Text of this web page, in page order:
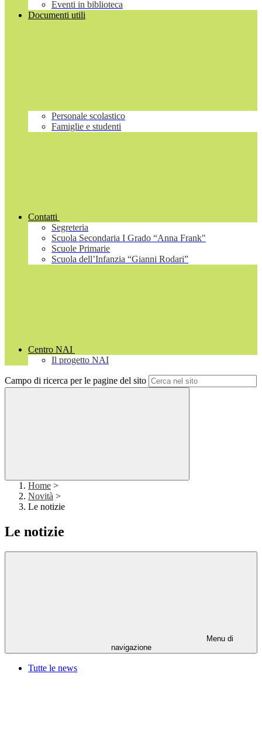
Eventi in biblioteca
Documenti utili
Personale scolastico
Famiglie e studenti
Contatti
Segreteria
Scuola Secondaria I Grado “Anna Frank"
Scuole Primarie
Scuola dell’Infanzia “Gianni Rodari”
Centro NAI
Il progetto NAI
Campo di ricerca per le pagine del sito
Home >
Novità >
Le notizie
Le notizie
Menu di
navigazione
Tutte le news